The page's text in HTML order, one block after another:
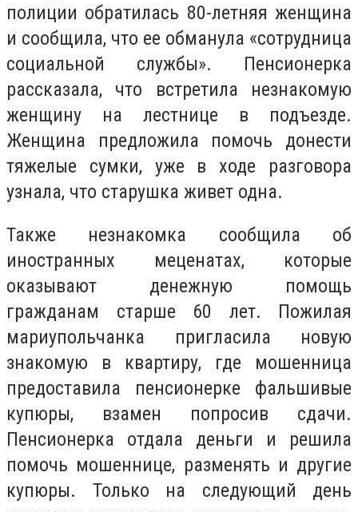
полиции обратилась 80-летняя женщина
и сообщила, что ее обманула «сотрудница
социальной службы». Пенсионерка
рассказала, что встретила незнакомую
женщину на лестнице в подъезде.
Женщина предложила помочь донести
тяжелые сумки, уже в ходе разговора
узнала, что старушка живет одна.
Также незнакомка сообщила об
иностранных меценатах, которые
оказывают денежную помощь
гражданам старше 60 лет. Пожилая
мариупольчанка пригласила новую
знакомую в квартиру, где мошенница
предоставила пенсионерке фальшивые
купюры, взамен попросив сдачи.
Пенсионерка отдала деньги и решила
помочь мошеннице, разменять и другие
купюры. Только на следующий день